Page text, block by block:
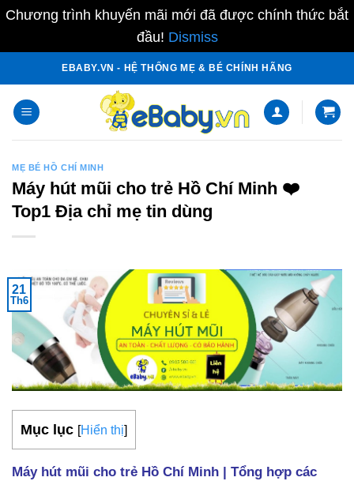
Chương trình khuyến mãi mới đã được chính thức bắt
đầu! Dismiss
content
EBABY.VN - HỆ THỐNG MẸ & BÉ CHÍNH HÃNG
MẸ BÉ HỒ CHÍ MINH
Máy hút mũi cho trẻ Hồ Chí Minh ❤️️
Top1 Địa chỉ mẹ tin dùng
21
Th6
Mục lục [Hiển thị]
Máy hút mũi cho trẻ Hồ Chí Minh | Tổng hợp các